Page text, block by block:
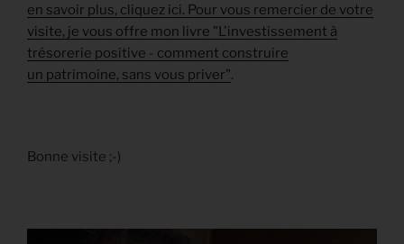
en savoir plus, cliquez ici. Pour vous remercier de votre
visite, je vous offre mon livre "L'investissement à
trésorerie positive - comment construire
un patrimoine, sans vous priver".
Bonne visite ;-)